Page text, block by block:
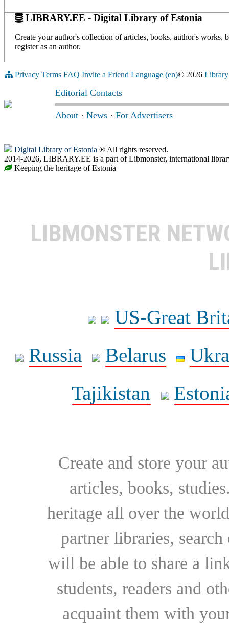
LIBRARY.EE - Digital Library of Estonia
Create your author's collection of articles, books, author's
register as an author.
Privacy Terms FAQ Invite a Friend Language (en)© 2026
Editorial Contacts
About · News · For Advertisers
Digital Library of Estonia ® All rights reserved.
2014-2026, LIBRARY.EE is a part of Libmonster, international
Keeping the heritage of Estonia
LIBMONSTER
US-Great
Russia
Belarus
Tajikistan
Create and store your
articles, books,
heritage all over the
partner libraries,
will be able to share a
students, readers and
acquaint them with